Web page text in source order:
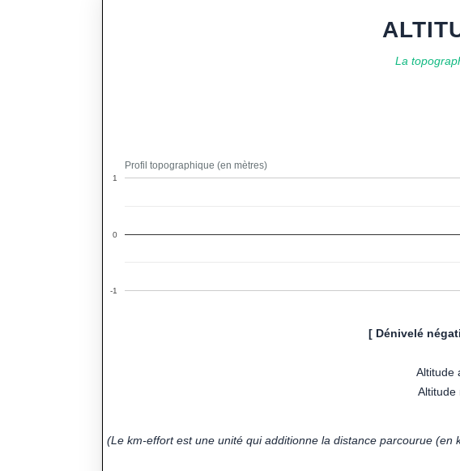
La
Profil topographique (en mètres)
-1
0
1
[ Dénivelé
Altitude
Altitude
(Le km-effort est une unité qui additionne la distance parcourue (en